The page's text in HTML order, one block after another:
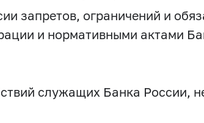
запретов, ограничений и
и нормативными актами
служащих Банка России,